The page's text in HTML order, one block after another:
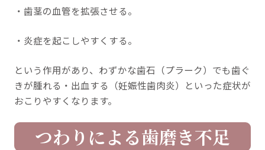
・歯茎の血管を拡張させる。
・炎症を起こしやすくする。
という作用があり、わずかな歯石（プラーク）でも歯ぐ
きが腫れる・出血する（妊娠性歯肉炎）といった症状が
おこりやすくなります。
つわりによる歯磨き不足